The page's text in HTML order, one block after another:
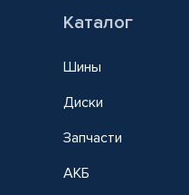
Каталог
Шины
Диски
Запчасти
АКБ